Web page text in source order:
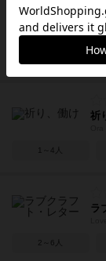
祈
1～4人
ラ
2～6人